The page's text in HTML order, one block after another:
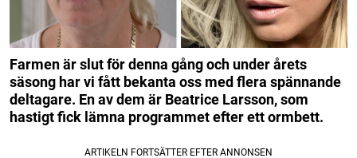
Farmen är slut för denna gång och under årets
säsong har vi fått bekanta oss med flera spännande
deltagare. En av dem är Beatrice Larsson, som
hastigt fick lämna programmet efter ett ormbett.